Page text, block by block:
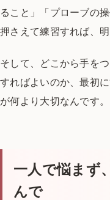
ること」 「プローブの
押さえて練習すれば、
そして、どこから手を
すればよいのか、最初
が何より大切なんです。
一人で悩まず
んで